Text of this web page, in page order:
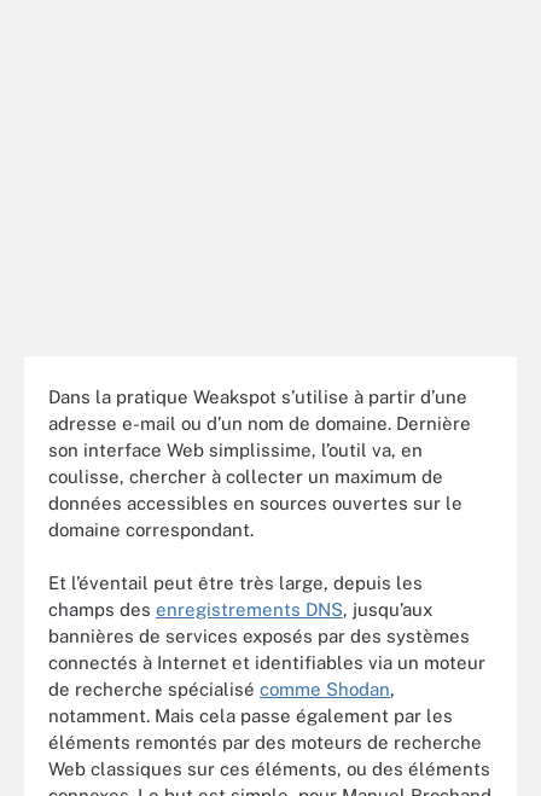
Dans la pratique Weakspot s’utilise à partir d’une
adresse e-mail ou d’un nom de domaine. Dernière
son interface Web simplissime, l’outil va, en
coulisse, chercher à collecter un maximum de
données accessibles en sources ouvertes sur le
domaine correspondant.
Et l’éventail peut être très large, depuis les
champs des enregistrements DNS, jusqu’aux
bannières de services exposés par des systèmes
connectés à Internet et identifiables via un moteur
de recherche spécialisé comme Shodan,
notamment. Mais cela passe également par les
éléments remontés par des moteurs de recherche
Web classiques sur ces éléments, ou des éléments